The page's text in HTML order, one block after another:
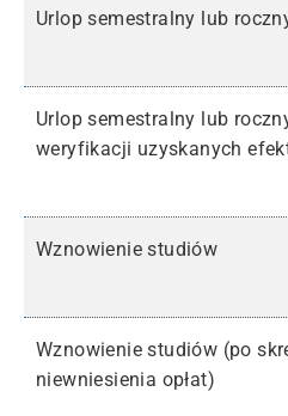
Urlop semestralny lub
Urlop semestralny lub
weryfikacji uzyskanych
Wznowienie studiów
Wznowienie studiów (po
niewniesienia opłat)